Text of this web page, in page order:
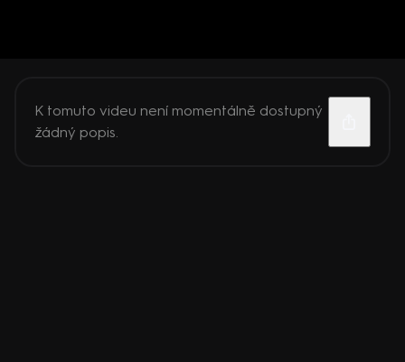
K tomuto videu není momentálně dostupný
žádný popis.